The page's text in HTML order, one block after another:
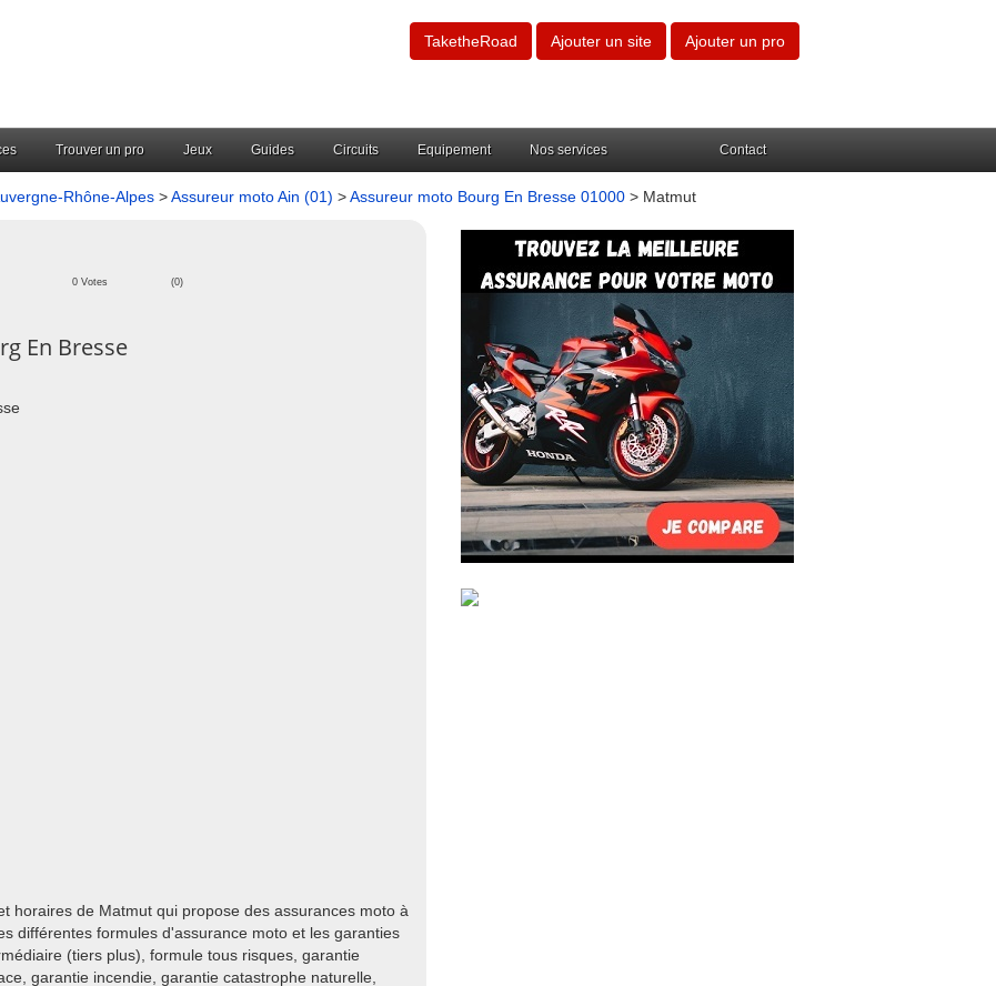
TaketheRoad Ajouter un site Ajouter un pro
Trouver un pro Jeux Guides Circuits Equipement Nos services Contact
Rhône-Alpes >Assureur moto Ain (01) >Assureur moto Bourg En Bresse 01000 > Matmut
0 Votes (0)
En Bresse
horaires de Matmut qui propose des assurances moto à
différentes formules d'assurance moto et les garanties
(tiers plus), formule tous risques, garantie
garantie incendie, garantie catastrophe naturelle,